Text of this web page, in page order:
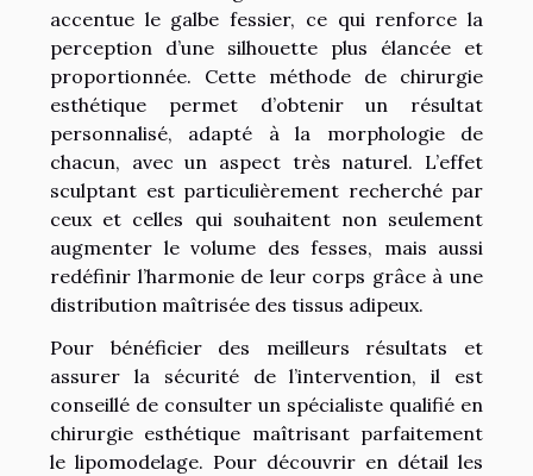
accentue le galbe fessier, ce qui renforce la
perception d’une silhouette plus élancée et
proportionnée. Cette méthode de chirurgie
esthétique permet d’obtenir un résultat
personnalisé, adapté à la morphologie de
chacun, avec un aspect très naturel. L’effet
sculptant est particulièrement recherché par
ceux et celles qui souhaitent non seulement
augmenter le volume des fesses, mais aussi
redéfinir l’harmonie de leur corps grâce à une
distribution maîtrisée des tissus adipeux.
Pour bénéficier des meilleurs résultats et
assurer la sécurité de l’intervention, il est
conseillé de consulter un spécialiste qualifié en
chirurgie esthétique maîtrisant parfaitement
le lipomodelage. Pour découvrir en détail les